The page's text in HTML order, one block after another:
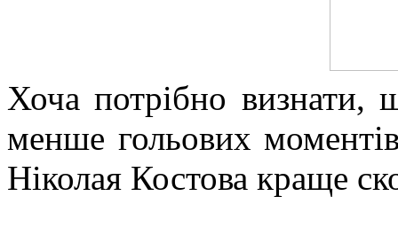
Хоча потрібно визнати,
менше гольових
Ніколая Костова краще